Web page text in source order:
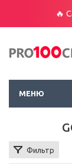
🔥
МЕНЮ
Фильтр